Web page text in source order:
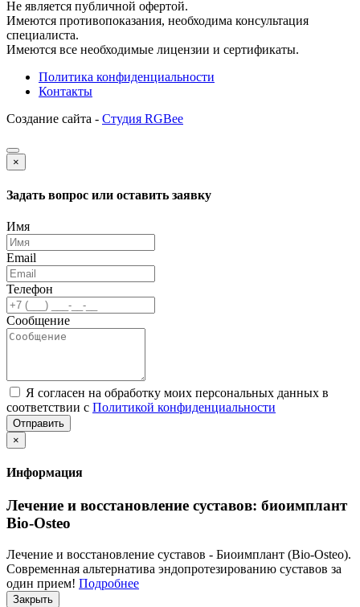
Не является публичной офертой.
Имеются противопоказания, необходима консультация
специалиста.
Имеются все необходимые лицензии и сертификаты.
Политика конфиденциальности
Контакты
Создание сайта - Студия RGBee
×
Задать вопрос или оставить заявку
Имя
Email
Телефон
Сообщение
Я согласен на обработку моих персональных данных в
соответствии с Политикой конфиденциальности
Отправить
×
Информация
Лечение и восстановление суставов: биоимплант
Bio-Osteo
Лечение и восстановление суставов - Биоимплант (Bio-Osteo).
Современная альтернатива эндопротезированию суставов за
один прием! Подробнее
Закрыть